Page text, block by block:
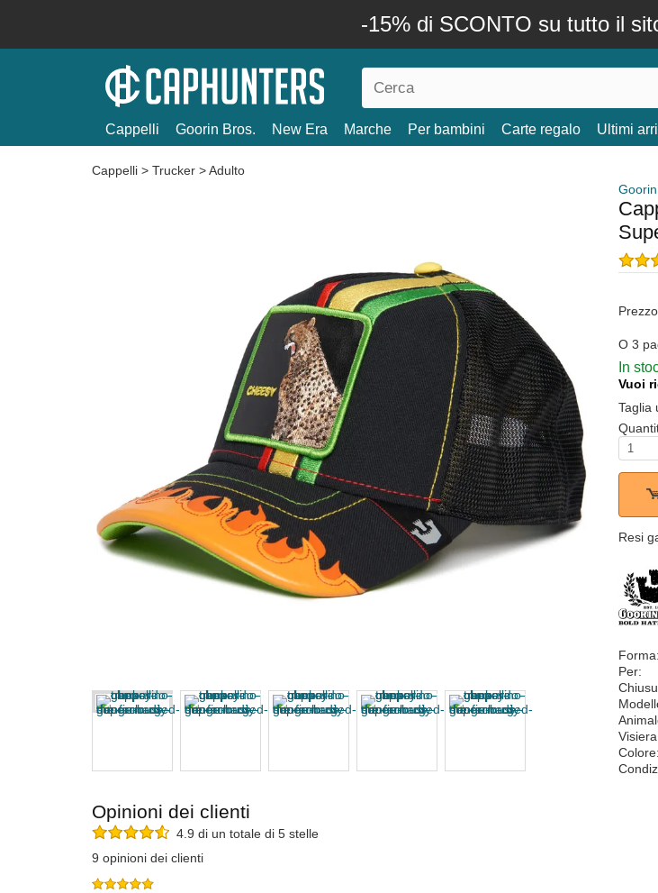
-15% di SCONTO su tutto il
Cappelli Goorin Bros. New Era Marche Per bambini Carte regalo Ultimi
Cappelli > Trucker >Adulto
Goorin
O 3
In
Vuoi
Taglia
Resi
Forma:
Per:
Colore:
Opinioni dei clienti
4.9 di un totale di 5 stelle
9 opinioni dei clienti